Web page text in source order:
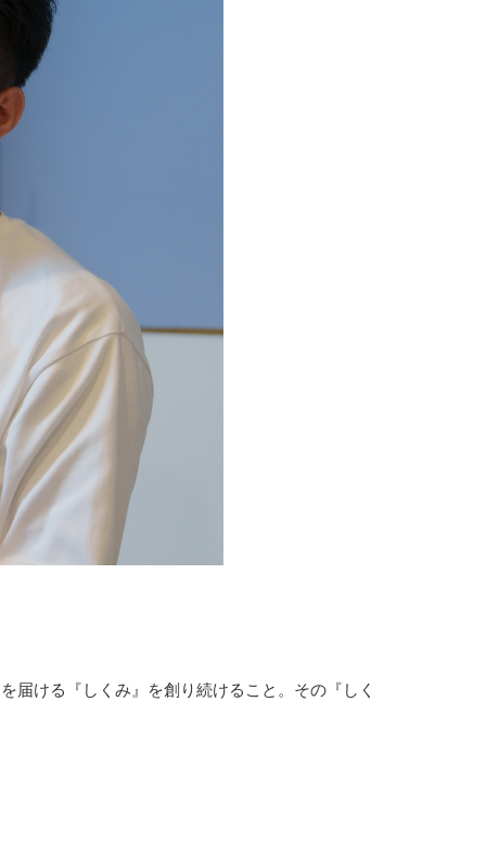
ける『しくみ』を創り続けること。その『しく